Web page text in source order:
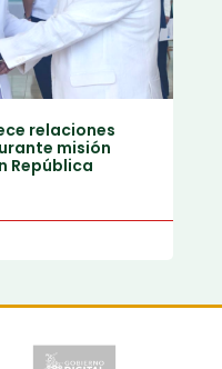
relaciones
misión
República